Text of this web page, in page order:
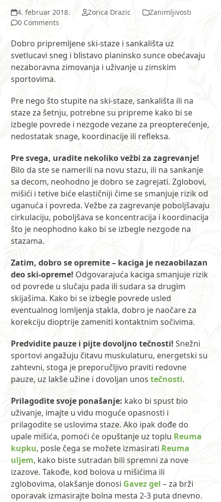
4. februar 2018. Zorica Drazic
Zanimljivosti
0 Comments
Dobro pripremljene ski-staze i sankališta uz
svetlucavi sneg i blistavo planinsko sunce obećavaju
nezaboravna zimovanja i uživanje u zimskim
sportovima.
Pre nego što stupite na ski-staze, sankališta ili na
staze za šetnju, potrebne su pripreme kako bi se
izbegle povrede i nezgode vezane za preopterećenje,
nedostatak snage, koordinacije ili refleksa.
Pre svega, uradite nekoliko vežbi za zagrevanje!
Bilo da ste se namerili na novu stazu, ili na sankanje
sa decom, neohodno je dobro se zagrejati. Zglobovi,
mišići i tetive biće elastičniji čime se smanjuje rizik od
uganuća i povreda. Vežbe za zagrevanje poboljšavaju
cirkulaciju, poboljšava se koncentracija i koordinacija
što je neophodno kako bi se izbegle nezgode na
stazama.
Zatim, dobro se opremite – kaciga je nezaobilazan
deo ski-opreme! Odgovarajuća kaciga smanjuje rizik
od povrede u slučaju pada ili sudara sa drugim
skijašima. Kako bi se izbegle povrede usled
eventualnog lomljenja stakla, dobro je naočare za
korekciju dioptrije zameniti kontaktnim sočivima.
Predvidite pauze i pijte dovoljno tečnosti!Snežni
sportovi angažuju čitavu muskulaturu, energetski su
zahtevni, stoga je preporučljivo praviti redovne
pauze, uz lakše užine i dovoljan unostečnosti.
Prilagodite svoje ponašanje: kako bi spust bio
uživanje, imajte u vidu moguće opasnosti i
prilagodite se uslovima staze. Ako ipak dođe do
upale mišića, pomoći će opuštanje uz toplu Reuma
kupku, posle čega se možete izmasirati Reuma
uljem, kako biste sutradan bili spremni za nove
izazove. Takođe, kod bolova u mišićima ili
zglobovima, olakšanje donosi Gavez gel – za brži
oporavak izmasirajte bolna mesta 2-3 puta dnevno.